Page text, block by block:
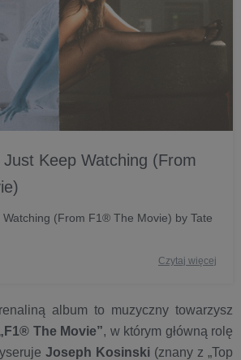
Keep Watching (From
(From F1® The Movie) by Tate
Czytaj więcej
album to muzyczny towarzysz
The Movie”, w którym główną rolę
Joseph Kosinski (znany z „Top